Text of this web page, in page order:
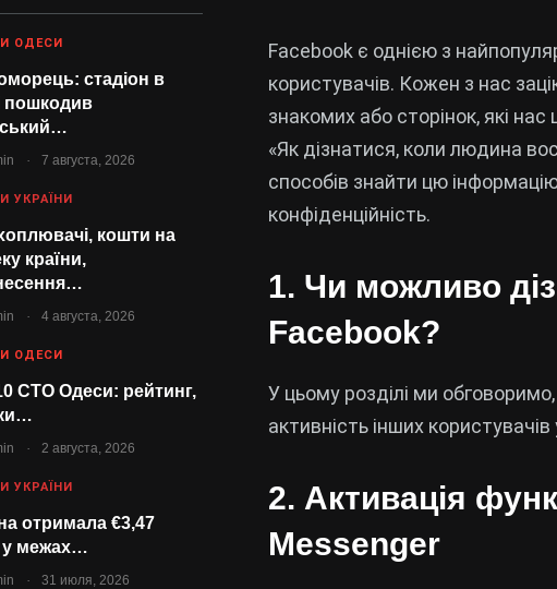
ОДЕСИ
стадіон в
пошкодив
. 7 августа, 2026
УКРАЇНИ
кошти на
країни,
. 4 августа, 2026
ОДЕСИ
СТО Одеси: рейтинг,
. 2 августа, 2026
УКРАЇНИ
отримала €3,47
межах…
. 31 июля, 2026
Facebook є однією з
користувачів. Кожен з нас
знакомих або сторінок, які
«Як дізнатися, коли людина
способів знайти цю
конфіденційність.
1. Чи можливо
Facebook?
У цьому розділі ми
активність інших
2. Активація
Messenger